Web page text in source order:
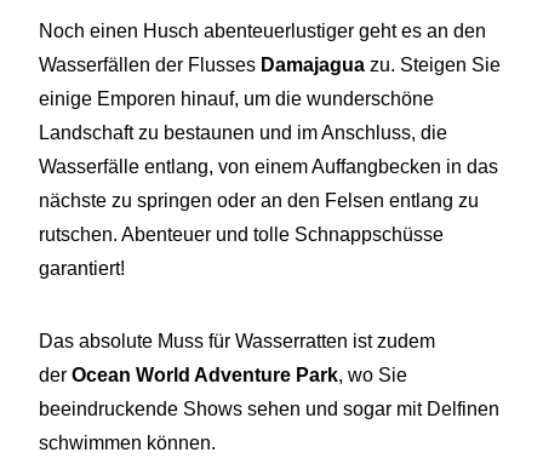
Noch einen Husch abenteuerlustiger geht es an den
Wasserfällen der Flusses Damajaguazu. Steigen Sie
einige Emporen hinauf, um die wunderschöne
Landschaft zu bestaunen und im Anschluss, die
Wasserfälle entlang, von einem Auffangbecken in das
nächste zu springen oder an den Felsen entlang zu
rutschen. Abenteuer und tolle Schnappschüsse
garantiert!
Das absolute Muss für Wasserratten ist zudem
derOcean World Adventure Park, wo Sie
beeindruckende Shows sehen und sogar mit Delfinen
schwimmen können.